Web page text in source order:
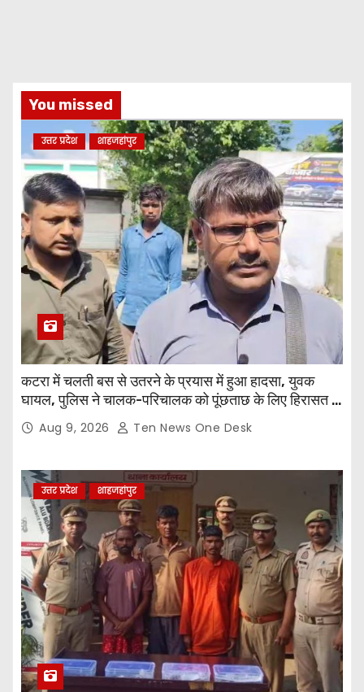
You missed
उत्तर प्रदेश शाहजहांपुर
कटरा में चलती बस से उतरने के प्रयास में हुआ हादसा, युवक
घायल, पुलिस ने चालक-परिचालक को पूंछताछ के लिए हिरासत में
लियाAug 9, 2026 Ten News One Desk
उत्तर प्रदेश शाहजहांपुर